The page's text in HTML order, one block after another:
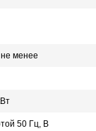
менее
50 Гц, В